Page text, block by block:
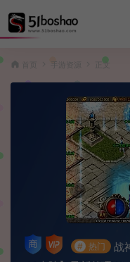
手游资源 正文
# 热门
战